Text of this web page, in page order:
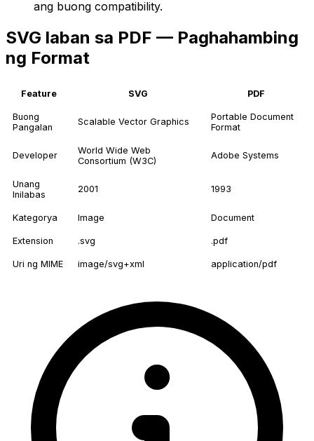
ang buong compatibility.
SVG laban sa PDF — Paghahambing
ng Format
Feature SVG PDF
Buong
Pangalan
Scalable Vector Graphics
Portable Document
Format
Developer
World Wide Web
Consortium (W3C)
Adobe Systems
Unang
Inilabas
2001 1993
Kategorya Image Document
Extension .svg .pdf
Uri ng MIME image/svg+xml application/pdf